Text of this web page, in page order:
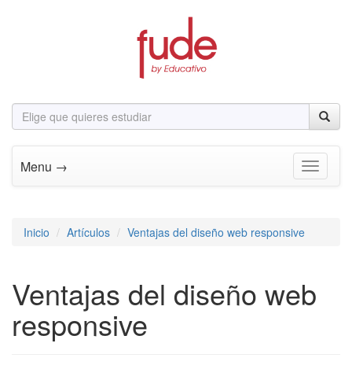
Menu → Toggle
Inicio Artículos Ventajas del diseño web responsive
Ventajas del diseño web
responsive